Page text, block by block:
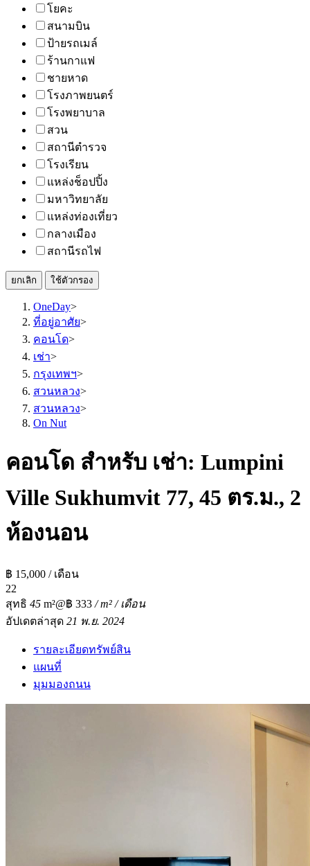
โยคะ
สนามบิน
ป้ายรถเมล์
ร้านกาแฟ
ชายหาด
โรงภาพยนตร์
โรงพยาบาล
สวน
สถานีตำรวจ
โรงเรียน
แหล่งช็อปปิ้ง
มหาวิทยาลัย
แหล่งท่องเที่ยว
กลางเมือง
สถานีรถไฟ
ยกเลิก ใช้ตัวกรอง
OneDay>
ที่อยู่อาศัย>
คอนโด>
เช่า>
กรุงเทพฯ>
สวนหลวง>
สวนหลวง>
On Nut
คอนโด สำหรับ เช่า: Lumpini
Ville Sukhumvit 77, 45 ตร.ม., 2
ห้องนอน
฿ 15,000 / เดือน
22
สุทธิ 45 m²@฿ 333 / m² / เดือน
อัปเดตล่าสุด 21 พ.ย. 2024
รายละเอียดทรัพย์สิน
แผนที่
มุมมองถนน